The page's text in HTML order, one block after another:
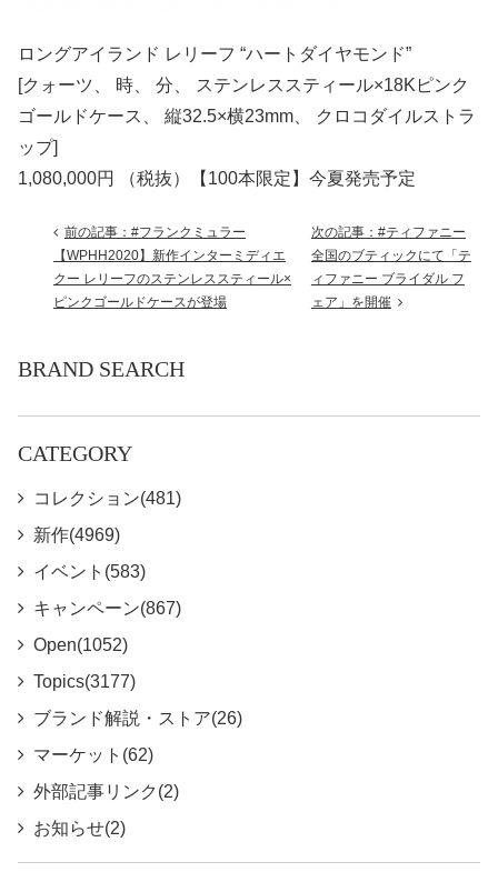
ロングアイランド レリーフ “ハートダイヤモンド”
[クォーツ、 時、 分、 ステンレススティール×18Kピンク
ゴールドケース、 縦32.5×横23mm、 クロコダイルストラ
ップ]
1,080,000円 （税抜）【100本限定】今夏発売予定
前の記事：#フランクミュラー
【WPHH2020】新作インターミディエ
クー レリーフのステンレススティール×
ピンクゴールドケースが登場
次の記事：#ティファニー
全国のブティックにて「テ
ィファニー ブライダル フ
ェア」を開催
BRAND SEARCH
CATEGORY
コレクション(481)
新作(4969)
イベント(583)
キャンペーン(867)
Open(1052)
Topics(3177)
ブランド解説・ストア(26)
マーケット(62)
外部記事リンク(2)
お知らせ(2)